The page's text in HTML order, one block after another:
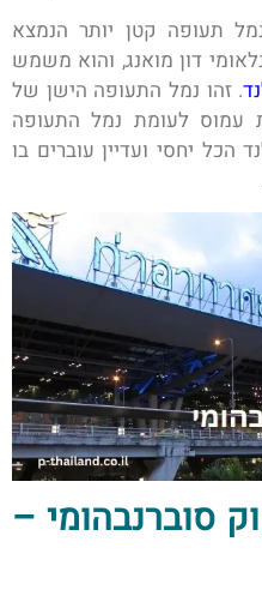
תעופה קטן יותר הנמצא
דון מואנג, והוא משמש
. זהו נמל התעופה הישן של
עמוס לעומת נמל התעופה
הכל יחסי ועדיין עוברים בו
סוברנבהומי –